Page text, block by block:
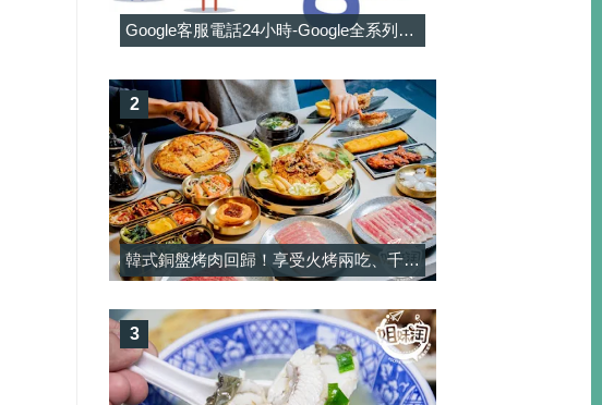
Google客服電話24小時-Google全系列客服電話信箱一覽表
韓式銅盤烤肉回歸！享受火烤兩吃、千元有找和牛與韓料吃到飽-韓屋村精緻銅盤烤肉
2
3